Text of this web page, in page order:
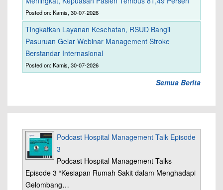
Posted on: Kamis, 30-07-2026
Tingkatkan Layanan Kesehatan, RSUD Bangil
Pasuruan Gelar Webinar Management Stroke
Berstandar Internasional
Posted on: Kamis, 30-07-2026
Semua Berita
Podcast Hospital Management Talk Episode
3
Podcast Hospital Management Talks
Episode 3 “Kesiapan Rumah Sakit dalam Menghadapi
Gelombang…